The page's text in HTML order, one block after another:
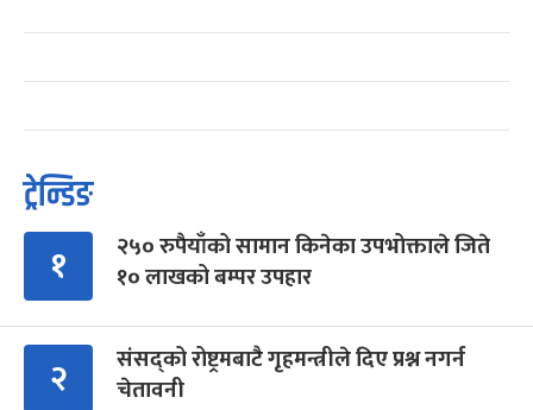
ट्रेन्डिङ
१
२५० रुपैयाँको सामान किनेका उपभोक्ताले जिते
१० लाखको बम्पर उपहार
२
संसद्को रोष्ट्रमबाटै गृहमन्त्रीले दिए प्रश्न नगर्न
चेतावनी